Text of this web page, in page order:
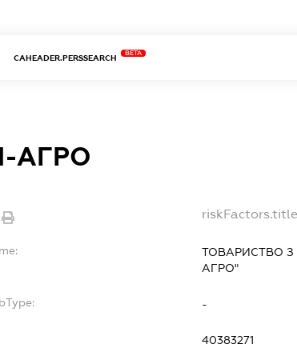
CAHEADER.PERSSEARCH
BETA
АГРО
riskFactors.title
ТОВАРИСТВО
АГРО"
-
40383271